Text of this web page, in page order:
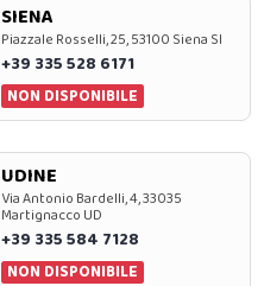
SIENA
Piazzale Rosselli, 25, 53100 Siena SI
+39 335 528 6171
NON DISPONIBILE
UDINE
Via Antonio Bardelli, 4, 33035
Martignacco UD
+39 335 584 7128
NON DISPONIBILE